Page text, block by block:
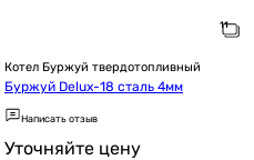
Котел Буржуй твердотопливный
Буржуй Delux-18 сталь 4мм
Написать отзыв
Уточняйте цену